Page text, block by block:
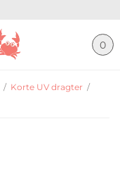
0
/ Korte UV dragter /